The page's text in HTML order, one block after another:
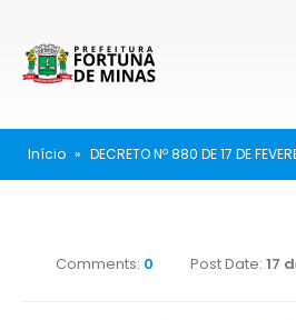
Início » DECRETO Nº 880 DE 17 DE
Comments: 0 Post Date: 17